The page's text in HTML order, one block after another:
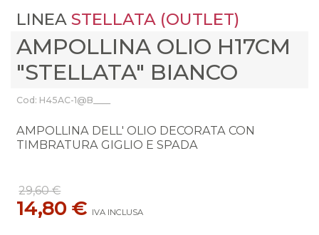
LINEA STELLATA (OUTLET)
AMPOLLINA OLIO H17CM
"STELLATA" BIANCO
Cod: H45AC-1@B____
AMPOLLINA DELL' OLIO DECORATA CON
TIMBRATURA GIGLIO E SPADA
29,60 €
14,80 € IVA INCLUSA